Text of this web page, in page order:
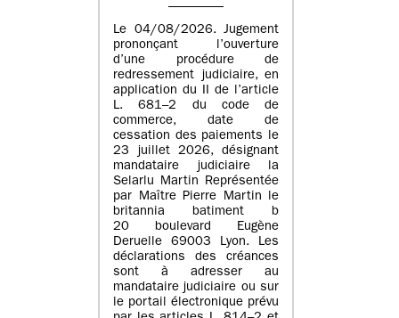
Le 04/08/2026. Jugement
prononçant l’ouverture
d’une procédure de
redressement judiciaire, en
application du II de l’article
L. 681–2 du code de
commerce, date de
cessation des paiements le
23 juillet 2026, désignant
mandataire judiciaire la
Selarlu Martin Représentée
par Maître Pierre Martin le
britannia batiment b
20 boulevard Eugène
Deruelle 69003 Lyon. Les
déclarations des créances
sont à adresser au
mandataire judiciaire ou sur
le portail électronique prévu